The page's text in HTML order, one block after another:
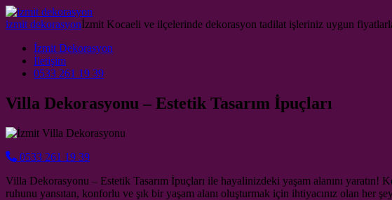
Skip to content
izmit dekorasyonİzmit Kocaeli ve ilçelerinde dekorasyon tadilat işleriniz uygun
Main Navigation
İzmit Dekorasyon
İletişim
0533 261 19 39
Villa Dekorasyonu – Estetik Tasarım İpuçları
0533 261 19 39
Villa Dekorasyonu – Estetik Tasarım İpuçları ile hayalinizdeki yaşam alanını
ruhunu yansıtan, konforlu ve şık bir yaşam alanı oluşturmak için ihtiyacınız olan her